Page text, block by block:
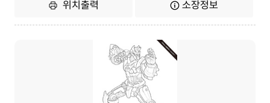
위치출력 소장정보